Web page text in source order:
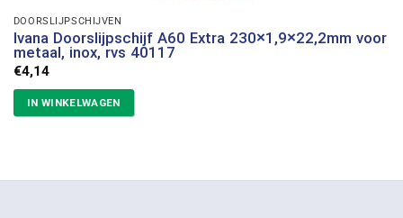
DOORSLIJPSCHIJVEN
Ivana Doorslijpschijf A60 Extra 230×1,9×22,2mm voor
metaal, inox, rvs 40117
€4,14
IN WINKELWAGEN